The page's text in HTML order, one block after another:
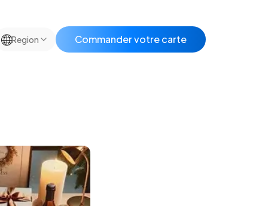
🌐Region Commander votre carte